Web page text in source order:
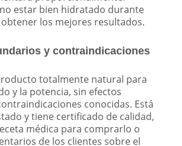
estar bien hidratado durante
los mejores resultados.
y contraindicaciones
totalmente natural para
y la potencia, sin efectos
conocidas. Está
y tiene certificado de calidad,
médica para comprarlo o
de los clientes sobre el